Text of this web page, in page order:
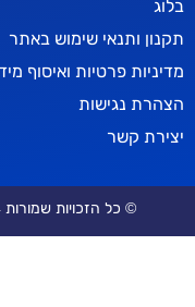
שימוש באתר
ואיסוף מידע
שמורות 2024 | האתר נבנה על ידי